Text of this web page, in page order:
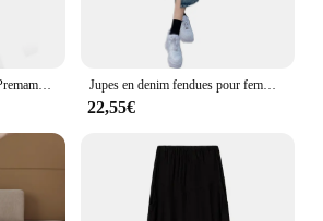
Jupes en denim fendues pour femmes enceintes, jupes crayon décontractées, vêtements de grossesse droits, printemps et été, 03/Wear
22,55€